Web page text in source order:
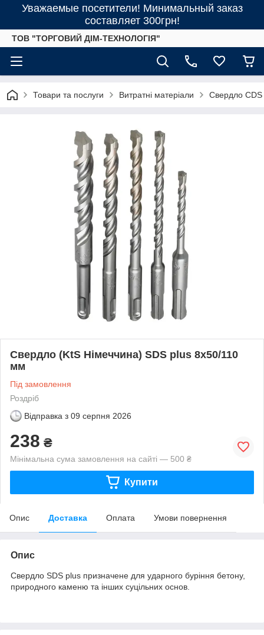
Уважаемые посетители! Минимальный заказ
составляет 300грн!
ТОВ "ТОРГОВИЙ ДІМ-ТЕХНОЛОГІЯ"
Товари та послуги Витратні матеріали Свердло
Свердло (KtS Німеччина) SDS plus 8х50/110
мм
Під замовлення
Роздріб
Відправка з 09 серпня 2026
238 ₴
Мінімальна сума замовлення на сайті — 500 ₴
Купити
Опис Доставка Оплата Умови повернення
Опис
Свердло SDS plus призначене для ударного буріння бетону,
природного каменю та інших суцільних основ.